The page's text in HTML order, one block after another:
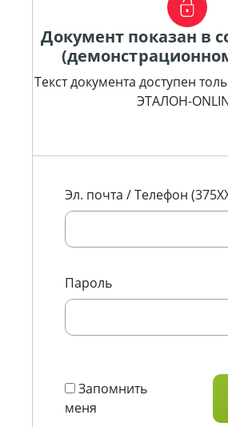
Документ показан в
Текст документа доступен
ЭТАЛОН-
Эл. почта / Телефон
Пароль
Запомнить
меня